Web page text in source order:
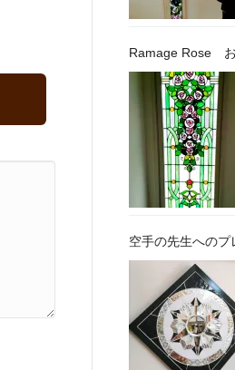
Ramage Rose
空手の先生へのプ